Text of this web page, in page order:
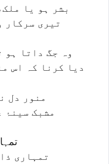
بشر ہو یا
تیری سرکار
وہ جگ داتا ہو
دیا کرنا کہ اس
منور دل
مشبک سینۂ
تمہاری